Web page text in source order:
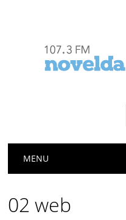
Menú principal
MENU
02 web